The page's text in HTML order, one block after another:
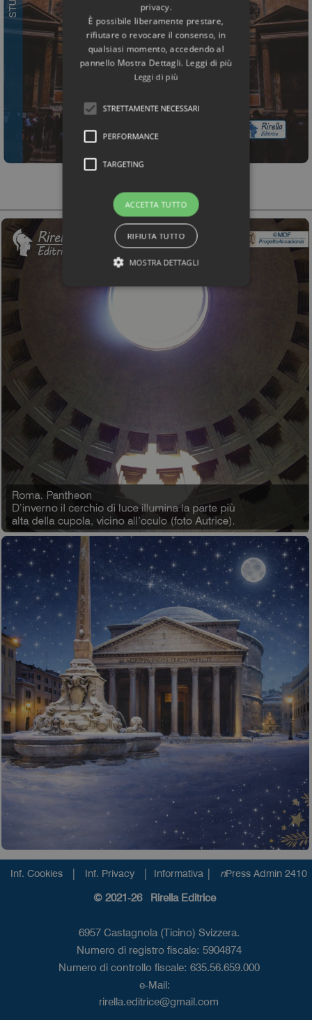
Inf. Cookies | Inf. Privacy | Informativa | nPress Admin 2410
© 2021-26 Rirella Editrice
6957 Castagnola (Ticino) Svizzera.
Numero di registro fiscale: 5904874
Numero di controllo fiscale: 635.56.659.000
e-Mail:
rirella.editrice@gmail.com
privacy.
È possibile liberamente prestare,
rifiutare o revocare il consenso, in
qualsiasi momento, accedendo al
pannello Mostra Dettagli. Leggi di più
Leggi di più
STRETTAMENTE NECESSARI
PERFORMANCE
TARGETING
ACCETTA TUTTO
RIFIUTA TUTTO
MOSTRA DETTAGLI